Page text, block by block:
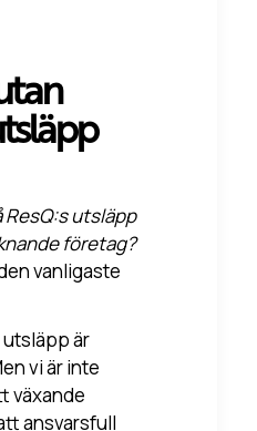
ResQ:s utsläpp
företag?
vanligaste
utsläpp är
vi är inte
växande
ansvarsfull